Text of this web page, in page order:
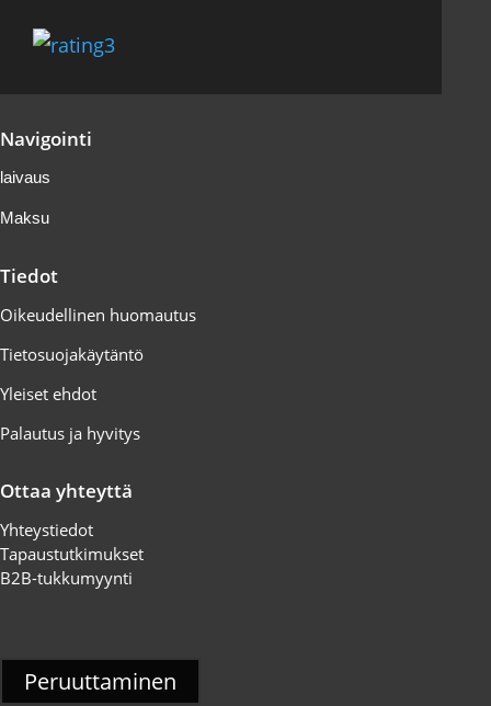
Navigointi
laivaus
Maksu
Tiedot
Oikeudellinen huomautus
Tietosuojakäytäntö
Yleiset ehdot
Palautus ja hyvitys
Ottaa yhteyttä
Yhteystiedot
Tapaustutkimukset
B2B-tukkumyynti
Peruuttaminen